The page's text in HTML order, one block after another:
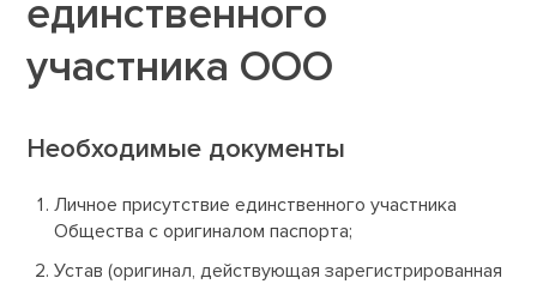
единственного
участника ООО
Необходимые документы
Личное присутствие единственного участника
Общества с оригиналом паспорта;
Устав (оригинал, действующая зарегистрированная